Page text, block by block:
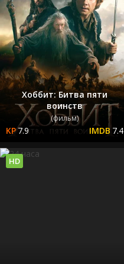
Хоббит: Битва пяти
воинств
(фильм)
7.9 7.4
HD